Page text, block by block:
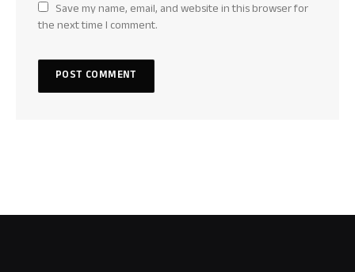
Save my name, email, and website in this browser for
the next time I comment.